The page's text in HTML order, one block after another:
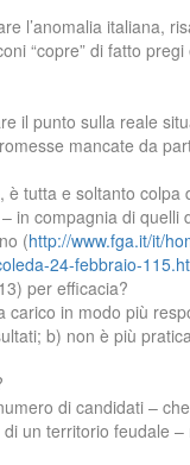
l’anomalia italiana,
“copre” di fatto
il punto sulla reale
mancate da
tutta e soltanto
in compagnia di
(http://www.fga.it/it/
24-febbraio-
per efficacia?
in modo più
b) non è più
di candidati –
un territorio feudale